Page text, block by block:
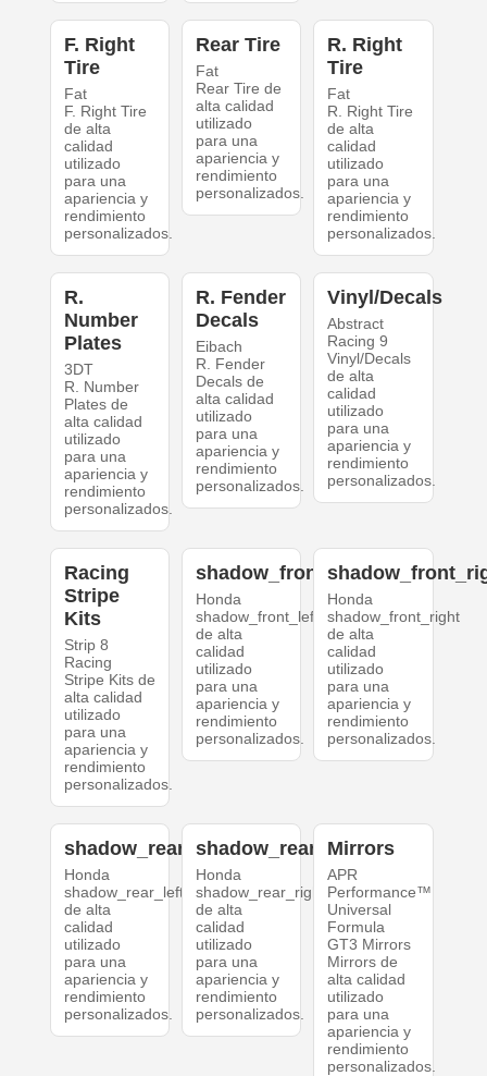
F. Right
Tire
Fat
F. Right Tire
de alta
calidad
utilizado
para una
apariencia y
rendimiento
personalizados.
Rear Tire
Fat
Rear Tire de
alta calidad
utilizado
para una
apariencia y
rendimiento
personalizados.
R. Right
Tire
Fat
R. Right Tire
de alta
calidad
utilizado
para una
apariencia y
rendimiento
personalizados.
R.
Number
Plates
3DT
R. Number
Plates de
alta calidad
utilizado
para una
apariencia y
rendimiento
personalizados.
R. Fender
Decals
Eibach
R. Fender
Decals de
alta calidad
utilizado
para una
apariencia y
rendimiento
personalizados.
Vinyl/Decals
Abstract
Racing 9
Vinyl/Decals
de alta
calidad
utilizado
para una
apariencia y
rendimiento
personalizados.
Racing
Stripe
Kits
Strip 8
Racing
Stripe Kits de
alta calidad
utilizado
para una
apariencia y
rendimiento
personalizados.
shadow_front_left
Honda
shadow_front_left
de alta
calidad
utilizado
para una
apariencia y
rendimiento
personalizados.
Honda
shadow_front_right
de alta
calidad
utilizado
para una
apariencia y
rendimiento
personalizados.
shadow_rear_left
Honda
shadow_rear_left
de alta
calidad
utilizado
para una
apariencia y
rendimiento
personalizados.
shadow_rear_right
Honda
shadow_rear_right
de alta
calidad
utilizado
para una
apariencia y
rendimiento
personalizados.
Mirrors
APR
Performance™
Universal
Formula
GT3 Mirrors
Mirrors de
alta calidad
utilizado
para una
apariencia y
rendimiento
personalizados.